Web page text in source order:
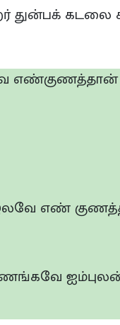
துன்பக் கடலை
எண்குணத்தான்
எண்